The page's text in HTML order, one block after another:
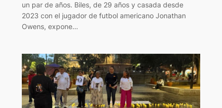
un par de años. Biles, de 29 años y casada desde
2023 con el jugador de futbol americano Jonathan
Owens, expone…